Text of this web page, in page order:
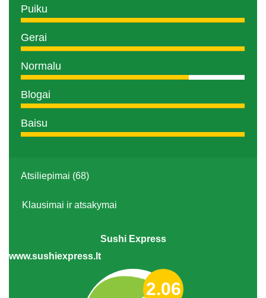
Puiku
Gerai
Normalu
Blogai
Baisu
Atsiliepimai (68)
Klausimai ir atsakymai
Sushi Express
www.sushiexpress.lt
2.06